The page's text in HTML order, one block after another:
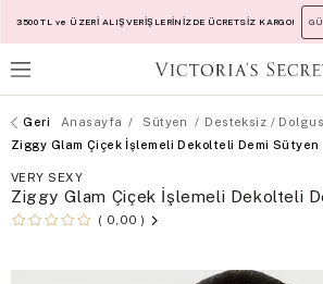
3500 TL ve ÜZERİ ALIŞVERİŞLERİNİZDE ÜCRETSİZ KARGO!
Anasayfa Sütyen
Desteksiz /
Ziggy Glam Çiçek İşlemeli Dekolteli Demi Sütyen
VERY SEXY
Ziggy Glam Çiçek İşlemeli Dekolteli
0,00